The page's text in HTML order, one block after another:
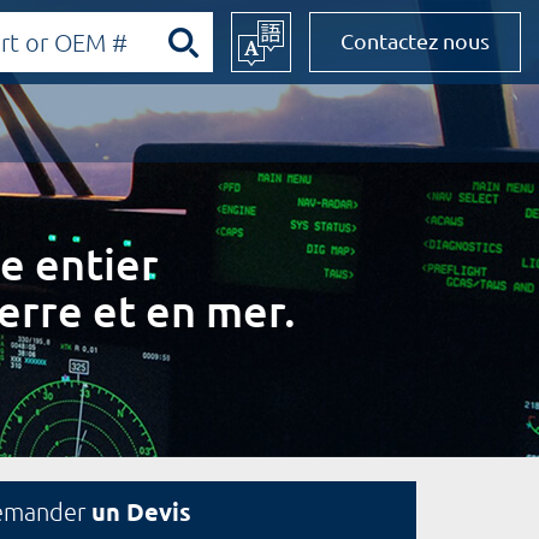
Contactez nous
entier
et en mer.
un Devis